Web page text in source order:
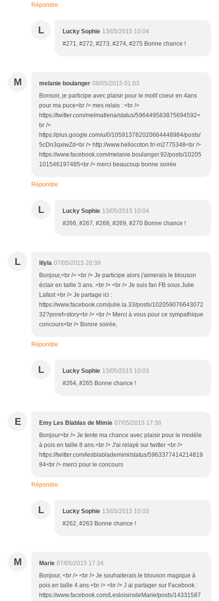
Répondre
L Lucky Sophie 13/05/2015 10:04
#271, #272, #273, #274, #275 Bonne chance !
M melanie boulanger 08/05/2015 01:03
Bonsoir, je participe avec plaisir pour le motif coeur en 4ans
pour ma puce<br /> mes relais : <br />
https://twitter.com/melmatlena/status/596449583875694592<
br />
https://plus.google.com/u/0/105913782020664448984/posts/
5cDn3qxiwZd<br /> http://www.hellocoton.fr/-m2775348<br />
https://www.facebook.com/melanie.boulanger.92/posts/10205
101546197485<br /> merci beaucoup bonne soirée
Répondre
L Lucky Sophie 13/05/2015 10:04
#266, #267, #268, #269, #270 Bonne chance !
L lilyla 07/05/2015 20:39
Bonjour,<br /> <br /> Je participe alors j'aimerais le blouson
éclair en taille 3 ans. <br /> <br /> Je suis fan FB sous Julie
Lafast <br /> Je partage ici :
https://www.facebook.com/julie.la.33/posts/102059076643072
32?pnref=story<br /> <br /> Merci à vous pour ce sympathique
concours<br /> Bonne soirée,
Répondre
L Lucky Sophie 13/05/2015 10:03
#264, #265 Bonne chance !
E Emy Les Blablas de Mimie 07/05/2015 17:38
Bonjour<br /> Je tente ma chance avec plaisir pour le modèle
à pois en taille 8 ans.<br /> J'ai relayé sur twitter <br />
https://twitter.com/lesblablademimi/status/5963377414214819
84<br /> merci pour le concours
Répondre
L Lucky Sophie 13/05/2015 10:03
#262, #263 Bonne chance !
M Marie 07/05/2015 17:34
Bonjour, <br /> <br /> Je souhaiterais le blouson magique à
pois en taille 4 ans.<br /> <br /> J ai partager sur Facebook :
https://www.facebook.com/LesloisirsdeMarie/posts/14331587